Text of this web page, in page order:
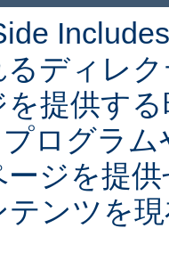
ディレ
提供す
ログラ
ジを提
ンツを